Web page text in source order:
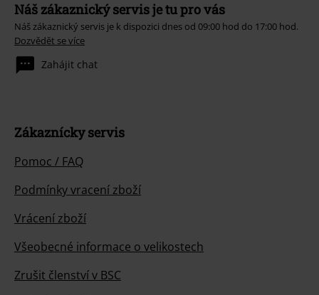
Náš zákaznický servis je tu pro vás
Náš zákaznický servis je k dispozici dnes od 09:00 hod do 17:00 hod.
Dozvědět se více
Zahájit chat
Zákaznícky servis
Pomoc / FAQ
Podmínky vracení zboží
Vrácení zboží
Všeobecné informace o velikostech
Zrušit členství v BSC